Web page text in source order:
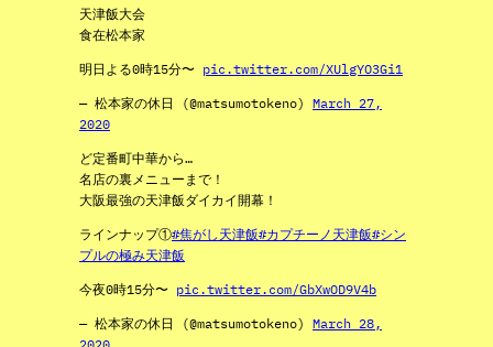
天津飯大会
食在松本家
明日よる0時15分〜 pic.twitter.com/XUlgYO3Gi1
— 松本家の休日 (@matsumotokeno) March 27,
2020
ど定番町中華から…
名店の裏メニューまで！
大阪最強の天津飯ダイカイ開幕！
ラインナップ①#焦がし天津飯#カプチーノ天津飯#シン
プルの極み天津飯
今夜0時15分〜 pic.twitter.com/GbXwOD9V4b
— 松本家の休日 (@matsumotokeno) March 28,